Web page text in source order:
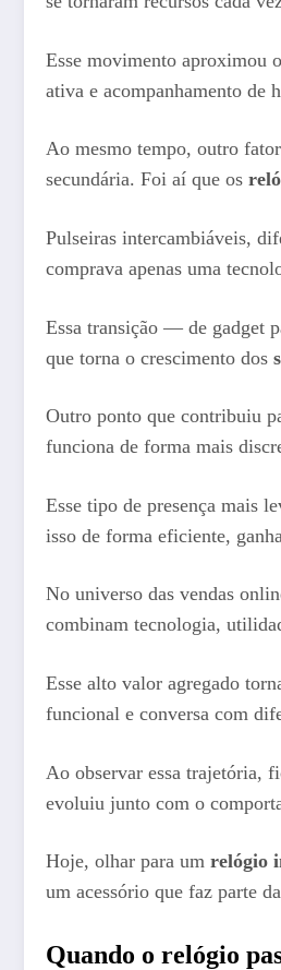
Esse movimento aproximou
ativa e acompanhamento de
Ao mesmo tempo, outro
secundária. Foi aí que os
Pulseiras intercambiáveis,
comprava apenas uma
Essa transição — de gadget
que torna o crescimento dos
Outro ponto que contribuiu
funciona de forma mais
Esse tipo de presença mais
isso de forma eficiente,
No universo das vendas
combinam tecnologia,
Esse alto valor agregado
funcional e conversa com
Ao observar essa trajetória,
evoluiu junto com o
Hoje, olhar para um relógio
um acessório que faz parte
Quando o relógio